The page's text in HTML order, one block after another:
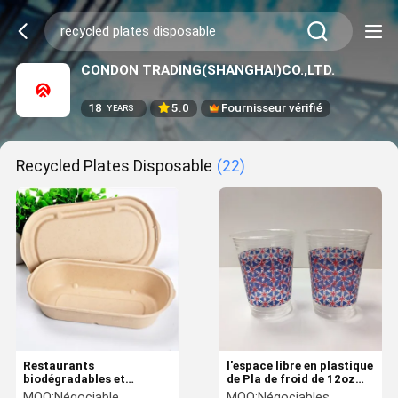
CONDON TRADING(SHANGHAI)CO.,LTD.
18 YEARS 5.0 Fournisseur vérifié
Recycled Plates Disposable (22)
Restaurants
biodégradables et
compostables de fécule
l'espace libre en plastique
de Pla de froid de 12oz
16oz 20oz met en forme